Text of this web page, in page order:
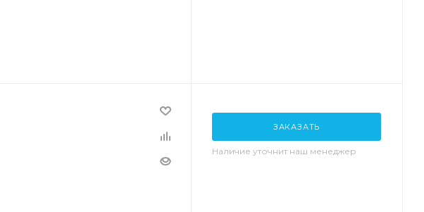
ЗАКАЗАТЬ
Наличие уточнит наш менеджер